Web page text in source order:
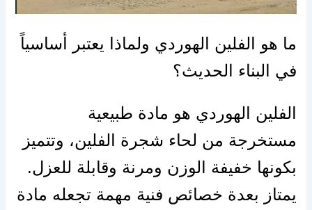
ما هو الفلين الهوردي ولماذا يعتبر أساسياً
في البناء الحديث؟
الفلين الهوردي هو مادة طبيعية
مستخرجة من لحاء شجرة الفلين، وتتميز
بكونها خفيفة الوزن ومرنة وقابلة للعزل.
يمتاز بعدة خصائص فنية مهمة تجعله مادة